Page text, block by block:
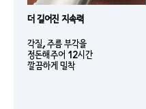
더 길어진 지속력
각질, 주름 부각을
정돈해주어 12시간
깔끔하게 밀착